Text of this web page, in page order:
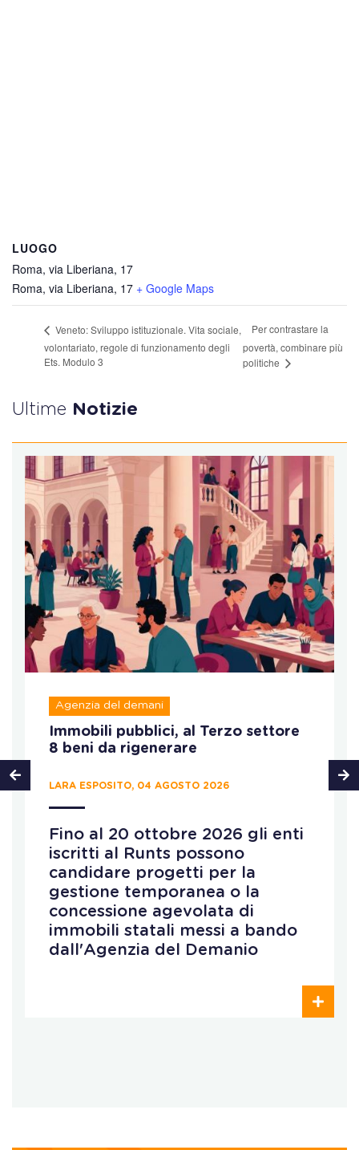
LUOGO
Roma, via Liberiana, 17
Roma, via Liberiana, 17 + Google Maps
Veneto: Sviluppo istituzionale. Vita sociale,
volontariato, regole di funzionamento degli
Ets. Modulo 3
Per contrastare la
povertà, combinare più
politiche
Ultime Notizie
Agenzia del demani
Immobili pubblici, al Terzo settore
8 beni da rigenerare
LARA ESPOSITO, 04 AGOSTO 2026
Fino al 20 ottobre 2026 gli enti
iscritti al Runts possono
candidare progetti per la
gestione temporanea o la
concessione agevolata di
immobili statali messi a bando
dall'Agenzia del Demanio